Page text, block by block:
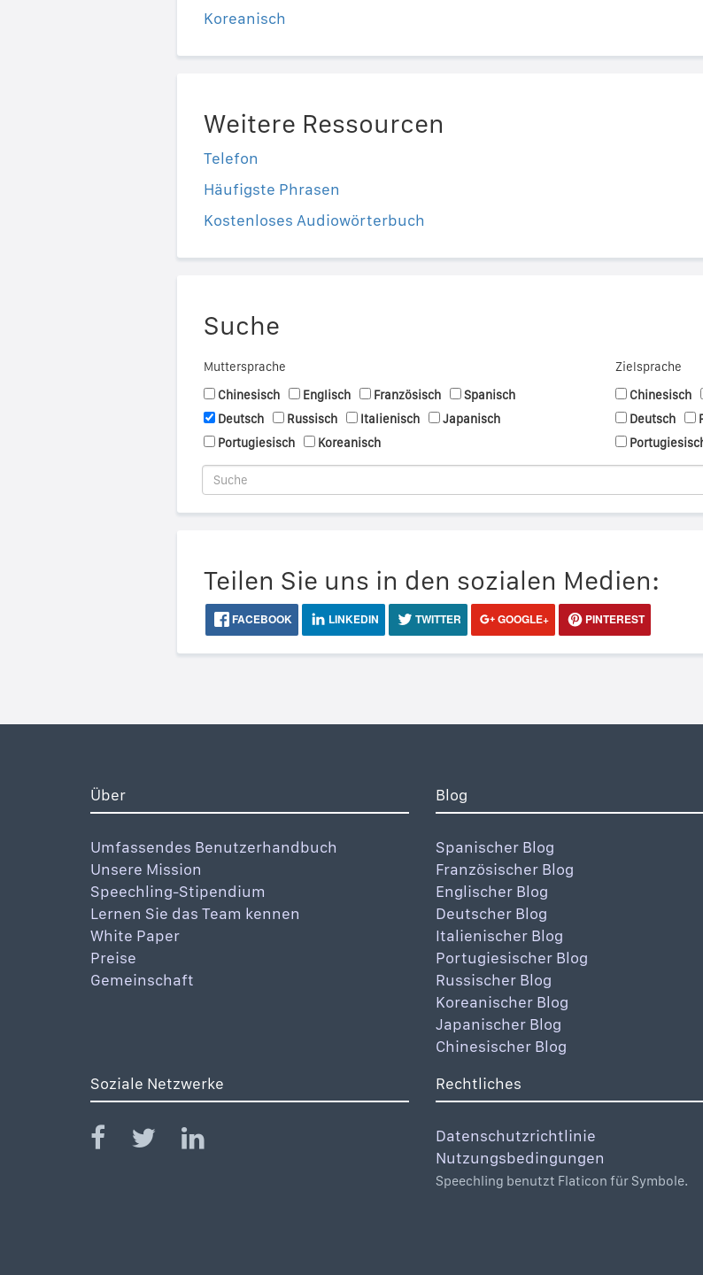
Koreanisch
Weitere Ressourcen
Telefon
Häufigste Phrasen
Kostenloses Audiowörterbuch
Suche
Muttersprache
Chinesisch
Englisch Französisch
Spanisch
Deutsch
Russisch Italienisch
Japanisch
Portugiesisch
Koreanisch
Zielsprache
Chinesisch
Deutsch
Teilen Sie uns in den sozialen Medien:
FACEBOOK LINKEDIN TWITTER GOOGLE+ PINTEREST
Über
Umfassendes Benutzerhandbuch
Unsere Mission
Speechling-Stipendium
Lernen Sie das Team kennen
White Paper
Preise
Gemeinschaft
Blog
Spanischer Blog
Französischer Blog
Englischer Blog
Deutscher Blog
Italienischer Blog
Portugiesischer Blog
Russischer Blog
Koreanischer Blog
Japanischer Blog
Chinesischer Blog
Soziale Netzwerke Rechtliches
Datenschutzrichtlinie
Nutzungsbedingungen
Speechling benutzt Flaticon für Symbole.